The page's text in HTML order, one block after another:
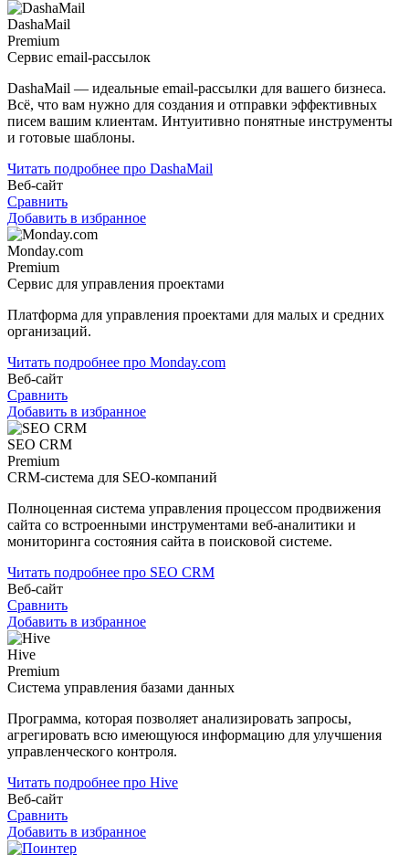
DashaMail
Premium
Сервис email-рассылок
DashaMail — идеальные email-рассылки для вашего бизнеса.
Всё, что вам нужно для создания и отправки эффективных
писем вашим клиентам. Интуитивно понятные инструменты
и готовые шаблоны.
Читать подробнее про DashaMail
Веб-сайт
Сравнить
Добавить в избранное
Monday.com
Premium
Сервис для управления проектами
Платформа для управления проектами для малых и средних
организаций.
Читать подробнее про Monday.com
Веб-сайт
Сравнить
Добавить в избранное
SEO CRM
Premium
CRM-система для SEO-компаний
Полноценная система управления процессом продвижения
сайта со встроенными инструментами веб-аналитики и
мониторинга состояния сайта в поисковой системе.
Читать подробнее про SEO CRM
Веб-сайт
Сравнить
Добавить в избранное
Hive
Premium
Система управления базами данных
Программа, которая позволяет анализировать запросы,
агрегировать всю имеющуюся информацию для улучшения
управленческого контроля.
Читать подробнее про Hive
Веб-сайт
Сравнить
Добавить в избранное